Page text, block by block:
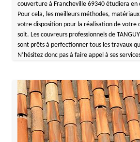
couverture à Francheville 69340 étudiera en
Pour cela, les meilleurs méthodes,
votre disposition pour la réalisation de votre
soit. Les couvreurs professionnels de TANGUY
sont prêts à perfectionner tous les travaux
N’hésitez donc pas à faire appel à ses